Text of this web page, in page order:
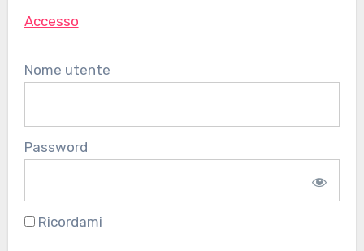
Accesso
Nome utente
Password
Ricordami